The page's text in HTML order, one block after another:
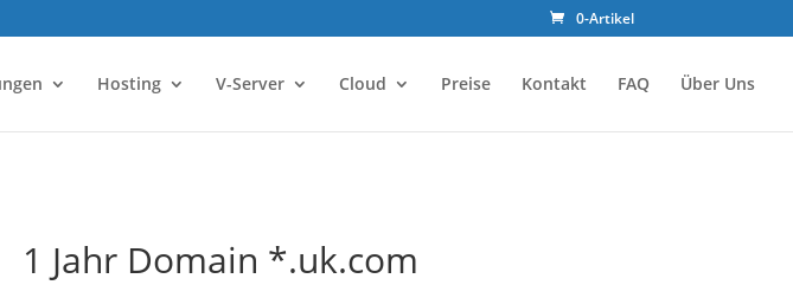
0-Artikel
Hosting V-Server Cloud Preise Kontakt FAQ Über Uns
1 Jahr Domain *.uk.com